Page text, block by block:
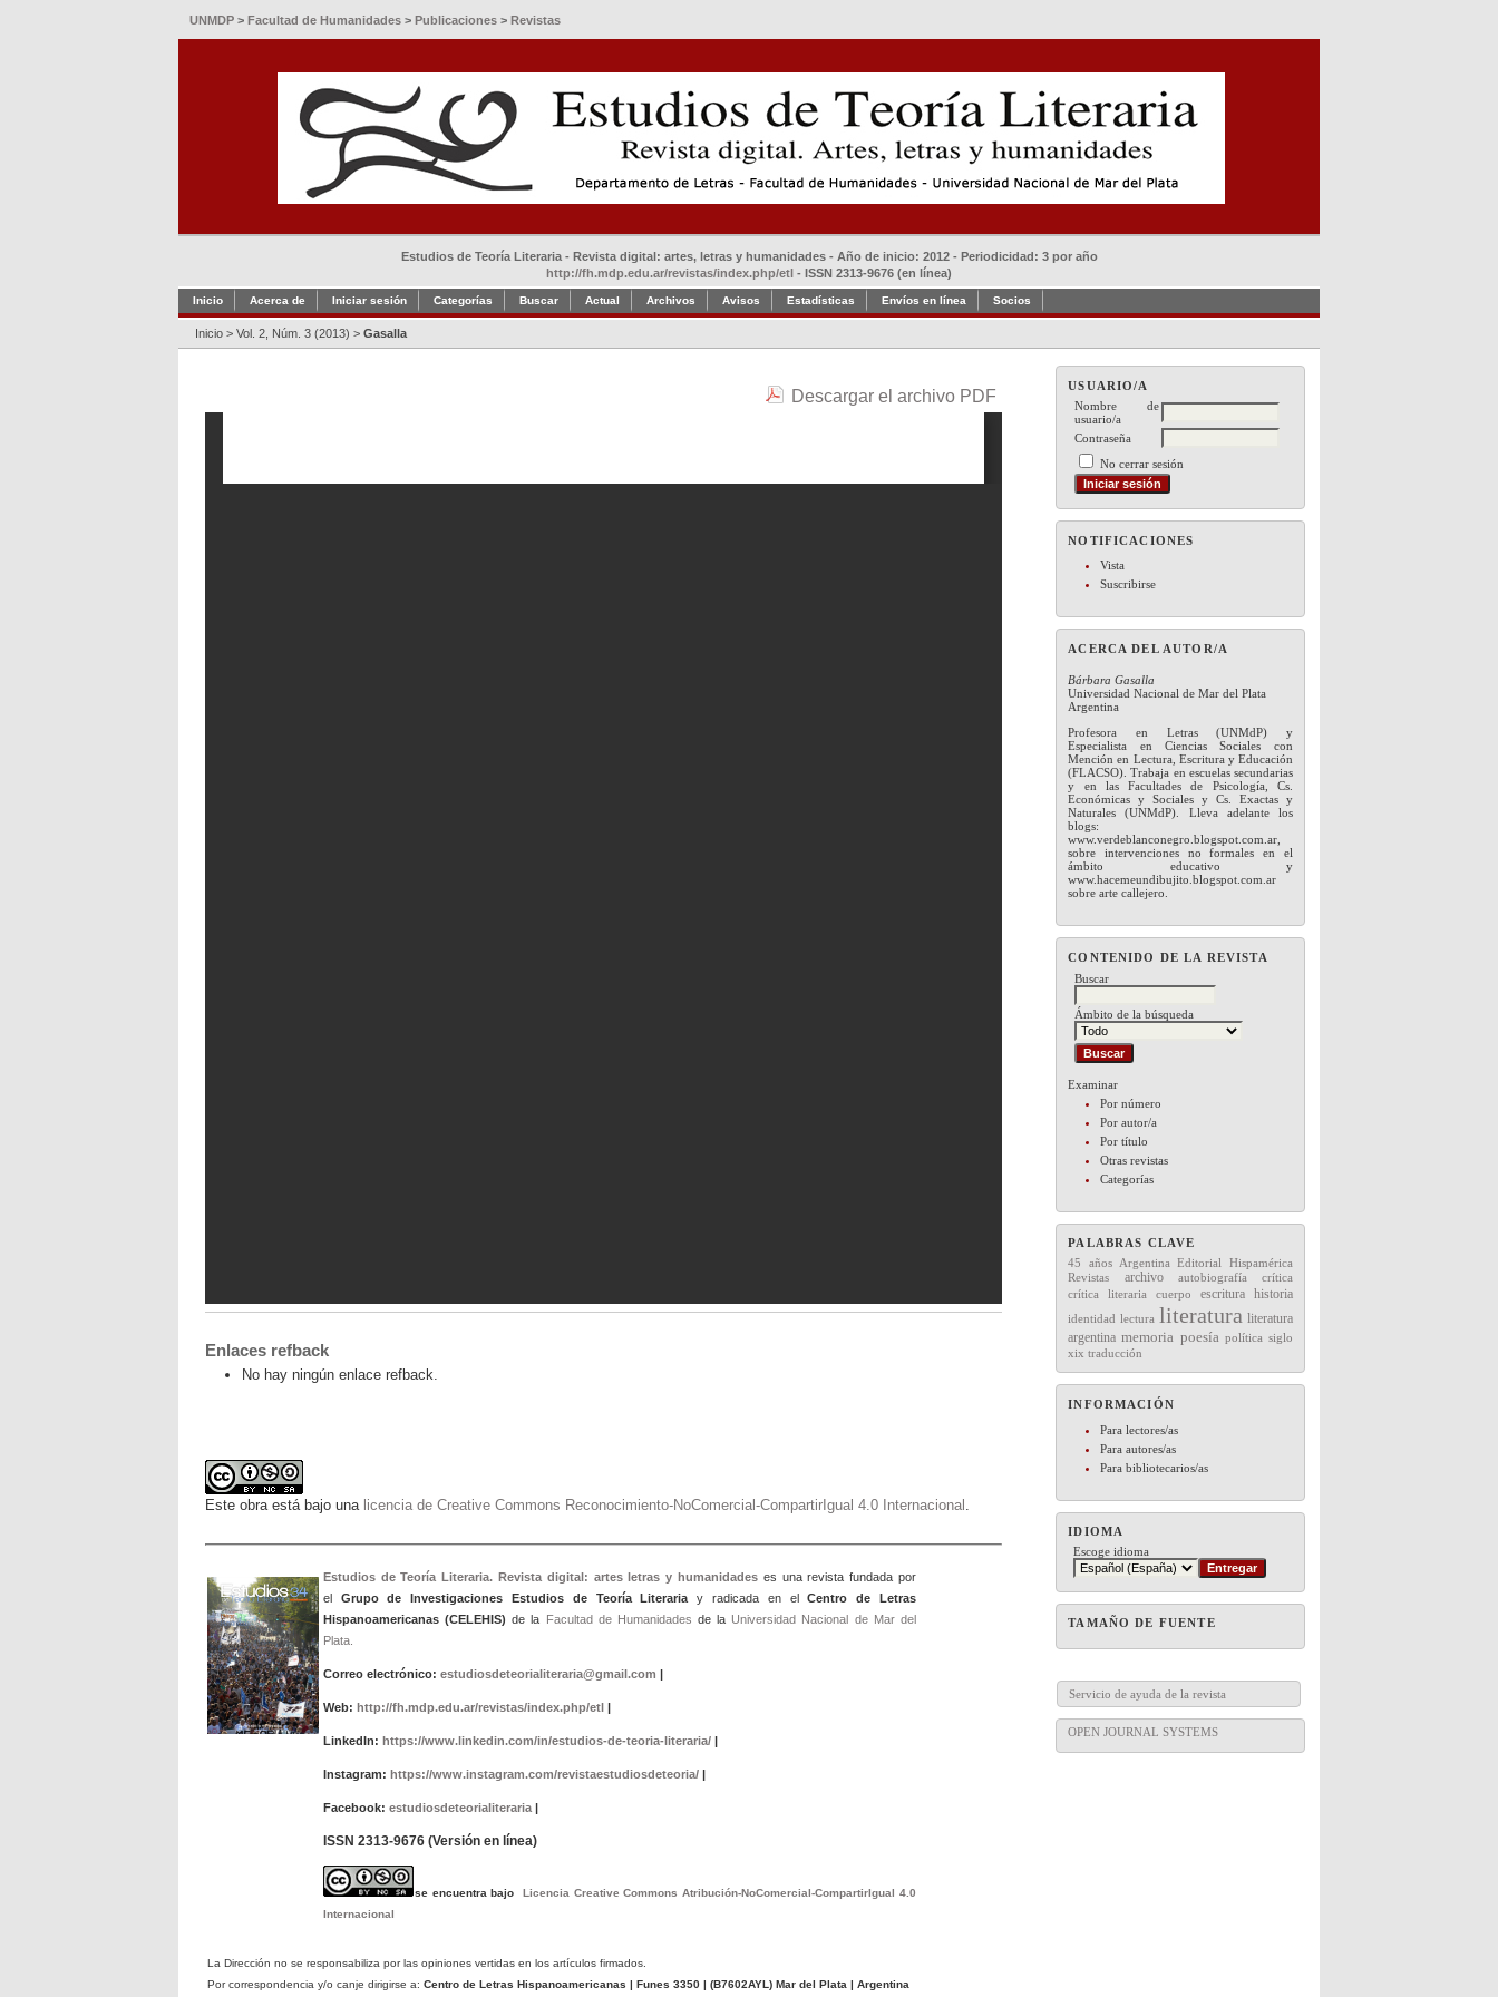
UNMDP > Facultad de Humanidades > Publicaciones > Revistas
Estudios de Teoría Literaria - Revista digital: artes, letras y humanidades - Año de inicio: 2012 - Periodicidad: 3 por año
http://fh.mdp.edu.ar/revistas/index.php/etl - ISSN 2313-9676 (en línea)
USUARIO/A
Nombre de
usuario/a
Contraseña
No cerrar sesión
NOTIFICACIONES
Vista
Suscribirse
ACERCA DEL AUTOR/A
Bárbara Gasalla
Universidad Nacional de Mar del Plata
Argentina
Profesora en Letras (UNMdP) y
Especialista en Ciencias Sociales con
Mención en Lectura, Escritura y Educación
(FLACSO). Trabaja en escuelas secundarias
y en las Facultades de Psicología, Cs.
Económicas y Sociales y Cs. Exactas y
Naturales (UNMdP). Lleva adelante los
blogs:
www.verdeblanconegro.blogspot.com.ar,
sobre intervenciones no formales en el
ámbito educativo y
www.hacemeundibujito.blogspot.com.ar
sobre arte callejero.
CONTENIDO DE LA REVISTA
Buscar
Ámbito de la búsqueda
Examinar
Por número
Por autor/a
Por título
Otras revistas
Categorías
PALABRAS CLAVE
45 años
Argentina Editorial
Hispamérica
Revistas
archivo autobiografía crítica
crítica literaria cuerpo escritura historia
identidad lectura literatura literatura
argentina memoria poesía política siglo
xix traducción
INFORMACIÓN
Para lectores/as
Para autores/as
Para bibliotecarios/as
IDIOMA
Escoge idioma
TAMAÑO DE FUENTE
Servicio de ayuda de la revista
OPEN JOURNAL SYSTEMS
Inicio Acerca de Iniciar sesión Categorías Buscar Actual Archivos Avisos Estadísticas Envíos en línea Socios
Inicio > Vol. 2, Núm. 3 (2013) > Gasalla
Descargar el archivo PDF
Enlaces refback
No hay ningún enlace refback.
Este obra está bajo una licencia de Creative Commons Reconocimiento-NoComercial-CompartirIgual 4.0 Internacional
Estudios de Teoría Literaria. Revista digital: artes letras y humanidadeses una revista fundada por
el Grupo de Investigaciones Estudios de Teoría Literariay radicada en elCentro de Letras
Hispanoamericanas (CELEHIS) de la Facultad de Humanidades de la Universidad Nacional de Mar del
Plata.
Correo electrónico: estudiosdeteorialiteraria@gmail.com |
Web: http://fh.mdp.edu.ar/revistas/index.php/etl|
LinkedIn: https://www.linkedin.com/in/estudios-de-teoria-literaria/|
Instagram: https://www.instagram.com/revistaestudiosdeteoria/|
Facebook: estudiosdeteorialiteraria|
ISSN 2313-9676 (Versión en línea)
se encuentra bajo Licencia Creative Commons Atribución-NoComercial-CompartirIgual 4.0
Internacional
La Dirección no se responsabiliza por las opiniones vertidas en los artículos firmados.
Por correspondencia y/o canje dirigirse a: Centro de Letras Hispanoamericanas | Funes 3350 | (B7602AYL ) Mar del Plata | Argentina